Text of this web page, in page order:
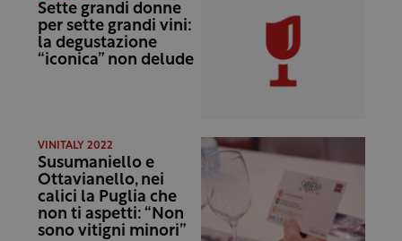
Sette grandi donne
per sette grandi vini:
la degustazione
“iconica” non delude
VINITALY 2022
Susumaniello e
Ottavianello, nei
calici la Puglia che
non ti aspetti: “Non
sono vitigni minori”